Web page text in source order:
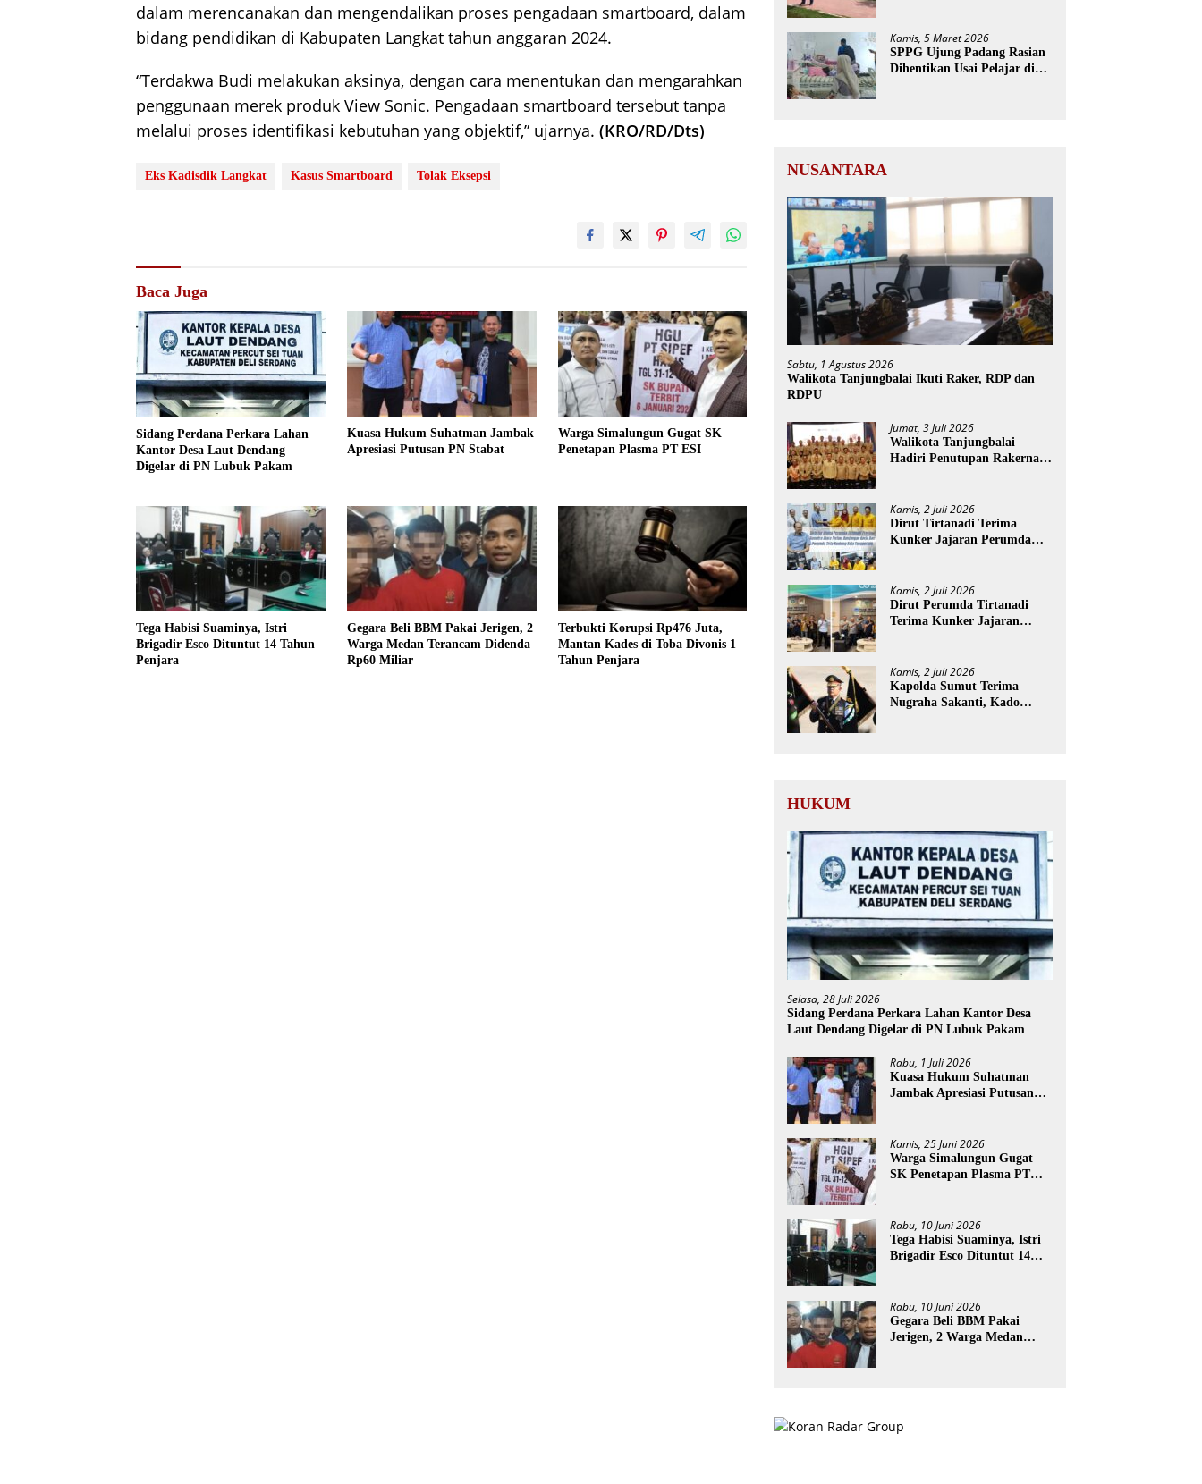
dalam merencanakan dan mengendalikan proses pengadaan smartboard, dalam
bidang pendidikan di Kabupaten Langkat tahun anggaran 2024.
“Terdakwa Budi melakukan aksinya, dengan cara menentukan dan mengarahkan
penggunaan merek produk View Sonic. Pengadaan smartboard tersebut tanpa
melalui proses identifikasi kebutuhan yang objektif,” ujarnya. (KRO/RD/Dts)
Eks Kadisdik Langkat Kasus Smartboard Tolak Eksepsi
Baca Juga
Sidang Perdana Perkara Lahan
Kantor Desa Laut Dendang
Digelar di PN Lubuk Pakam
Kuasa Hukum Suhatman Jambak
Apresiasi Putusan PN Stabat
Warga Simalungun Gugat SK
Penetapan Plasma PT ESI
Tega Habisi Suaminya, Istri
Brigadir Esco Dituntut 14 Tahun
Penjara
Gegara Beli BBM Pakai Jerigen, 2
Warga Medan Terancam Didenda
Rp60 Miliar
Terbukti Korupsi Rp476 Juta,
Mantan Kades di Toba Divonis 1
Tahun Penjara
Kamis, 5 Maret 2026
SPPG Ujung Padang Rasian
Dihentikan Usai Pelajar di
NUSANTARA
Sabtu, 1 Agustus 2026
Walikota Tanjungbalai Ikuti Raker, RDP dan
RDPU
Jumat, 3 Juli 2026
Walikota Tanjungbalai
Hadiri Penutupan Rakernas
Kamis, 2 Juli 2026
Dirut Tirtanadi Terima
Kunker Jajaran Perumda
Kamis, 2 Juli 2026
Dirut Perumda Tirtanadi
Terima Kunker Jajaran
Kamis, 2 Juli 2026
Kapolda Sumut Terima
Nugraha Sakanti, Kado
HUKUM
Selasa, 28 Juli 2026
Sidang Perdana Perkara Lahan Kantor Desa
Laut Dendang Digelar di PN Lubuk Pakam
Rabu, 1 Juli 2026
Kuasa Hukum Suhatman
Jambak Apresiasi Putusan
Kamis, 25 Juni 2026
Warga Simalungun Gugat
SK Penetapan Plasma PT
Rabu, 10 Juni 2026
Tega Habisi Suaminya, Istri
Brigadir Esco Dituntut 14
Rabu, 10 Juni 2026
Gegara Beli BBM Pakai
Jerigen, 2 Warga Medan